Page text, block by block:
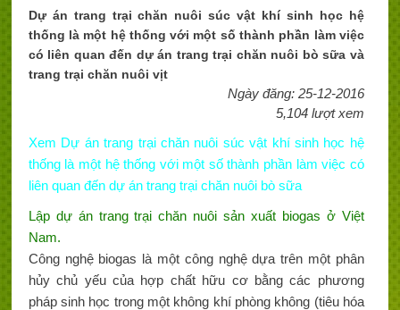
Dự án trang trại chăn nuôi súc vật khí sinh học hệ
thống là một hệ thống với một số thành phần làm việc
có liên quan đến dự án trang trại chăn nuôi bò sữa và
trang trại chăn nuôi vịt
Ngày đăng: 25-12-2016
5,104 lượt xem
Xem Dự án trang trại chăn nuôi súc vật khí sinh học hệ
thống là một hệ thống với một số thành phần làm việc có
liên quan đến dự án trang trại chăn nuôi bò sữa
Lập dự án trang trại chăn nuôi sản xuất biogas ở Việt
Nam.
Công nghệ biogas là một công nghệ dựa trên một phân
hủy chủ yếu của hợp chất hữu cơ bằng các phương
pháp sinh học trong một không khí phòng không (tiêu hóa